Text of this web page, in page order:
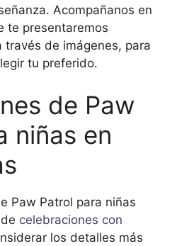
Acompañanos en
te presentaremos
de imágenes, para
tu preferido.
de Paw
niñas en
celebraciones con
los detalles más